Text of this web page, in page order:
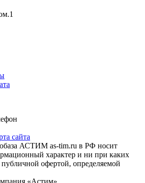
сайта
АСТИМ as-tim.ru в РФ носит
характер и ни при каких
публичной офертой, определяемой
«Астим»